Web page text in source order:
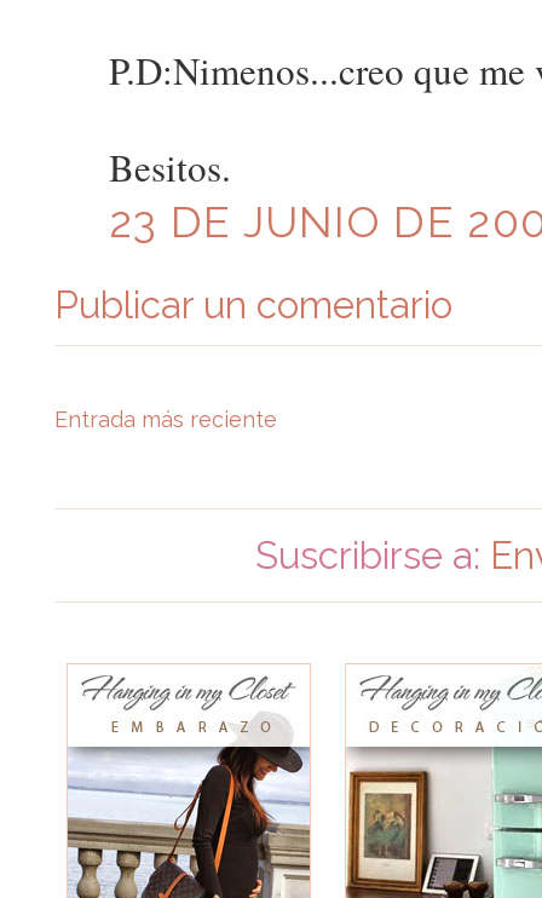
P.D:Nimenos...creo que me
Besitos.
23 DE JUNIO DE
Publicar un comentario
Entrada más reciente
Suscribirse a: